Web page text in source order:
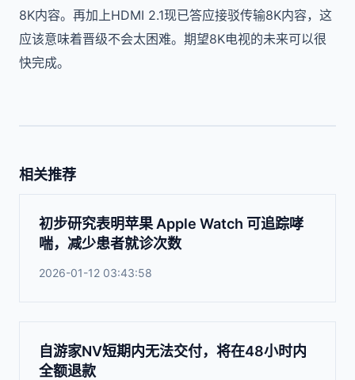
8K内容。再加上HDMI 2.1现已答应接驳传输8K内容，这
应该意味着晋级不会太困难。期望8K电视的未来可以很
快完成。
相关推荐
初步研究表明苹果 Apple Watch 可追踪哮
喘，减少患者就诊次数
2026-01-12 03:43:58
自游家NV短期内无法交付，将在48小时内
全额退款